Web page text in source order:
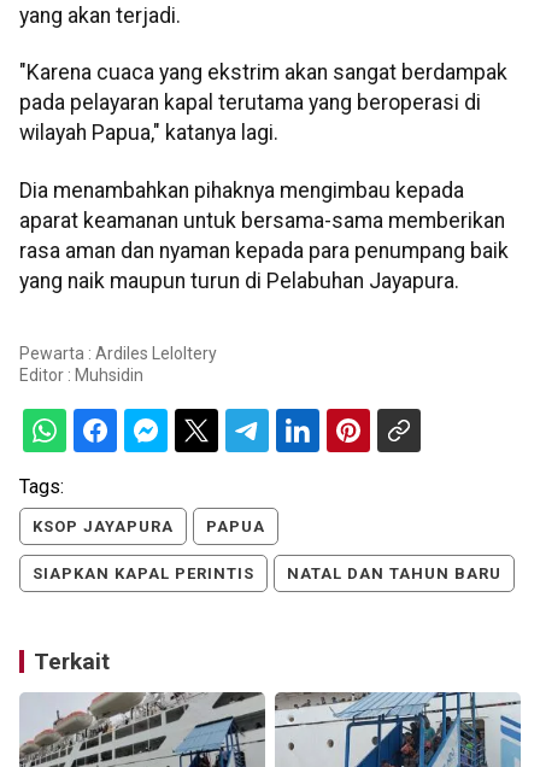
yang akan terjadi.
"Karena cuaca yang ekstrim akan sangat berdampak
pada pelayaran kapal terutama yang beroperasi di
wilayah Papua," katanya lagi.
Dia menambahkan pihaknya mengimbau kepada
aparat keamanan untuk bersama-sama memberikan
rasa aman dan nyaman kepada para penumpang baik
yang naik maupun turun di Pelabuhan Jayapura.
Pewarta : Ardiles Leloltery
Editor : Muhsidin
Tags:
KSOP JAYAPURA PAPUA
SIAPKAN KAPAL PERINTIS NATAL DAN TAHUN BARU
Terkait